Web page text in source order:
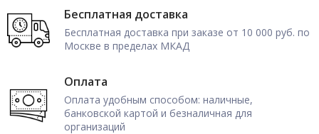
Бесплатная доставка
Бесплатная доставка при заказе от 10 000 руб. по
Москве в пределах МКАД
Оплата
Оплата удобным способом: наличные,
банковской картой и безналичная для
организаций